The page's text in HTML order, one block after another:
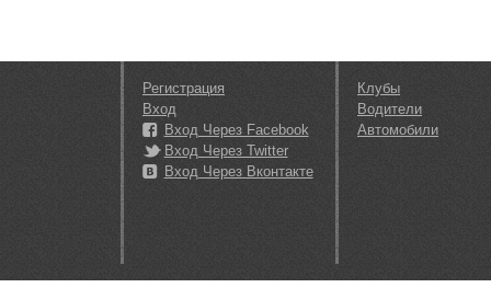
Регистрация
Вход
Вход Через Facebook
Вход Через Twitter
Вход Через Вконтакте
Клубы
Водители
Автомобили